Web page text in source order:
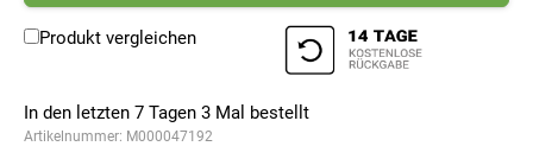
Produkt vergleichen
In den letzten 7 Tagen 3 Mal bestellt
Artikelnummer: M000047192